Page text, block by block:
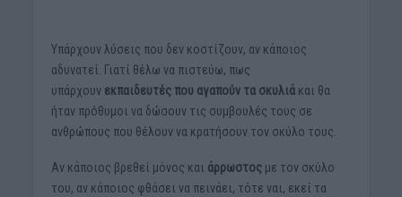
Υπάρχουν λύσεις που δεν κοστίζουν, αν κάποιος
αδυνατεί. Γιατί θέλω να πιστεύω, πως
υπάρχουν εκπαιδευτές που αγαπούν τα σκυλιάκαι θα
ήταν πρόθυμοι να δώσουν τις συμβουλές τους σε
ανθρώπους που θέλουν να κρατήσουν τον σκύλο τους.
Αν κάποιος βρεθεί μόνος και άρρωστοςμε τον σκύλο
του, αν κάποιος φθάσει να πεινάει, τότε ναι, εκεί τα